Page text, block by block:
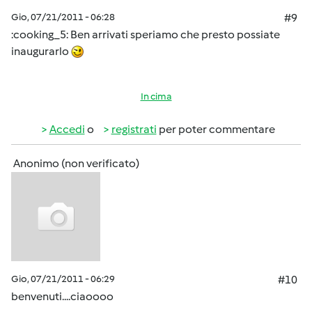
Gio, 07/21/2011 - 06:28
#9
:cooking_5: Ben arrivati speriamo che presto possiate
inaugurarlo
In cima
Accedi o registrati per poter commentare
Anonimo (non verificato)
Gio, 07/21/2011 - 06:29
#10
benvenuti....ciaoooo